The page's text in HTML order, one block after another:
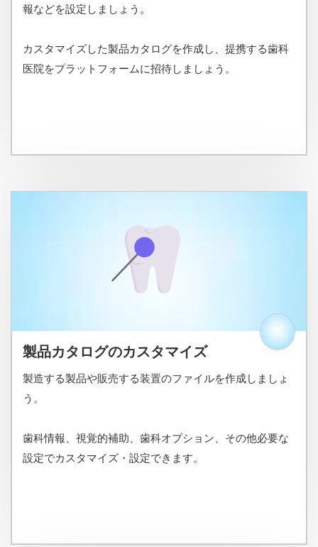
報などを設定しましょう。
カスタマイズした製品カタログを作成し、提携する歯科
医院をプラットフォームに招待しましょう。
製品カタログのカスタマイズ
製造する製品や販売する装置のファイルを作成しましょ
う。
歯科情報、視覚的補助、歯科オプション、その他必要な
設定でカスタマイズ・設定できます。